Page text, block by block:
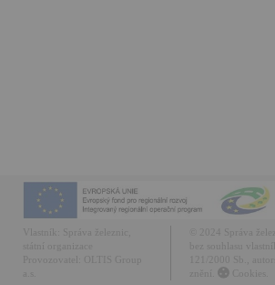
Vlastník:
Správa železnic,
OLTIS Group
© 2024 Správa
121/2000 Sb.,